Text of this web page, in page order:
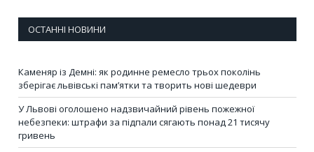
ОСТАННІ НОВИНИ
Каменяр із Демні: як родинне ремесло трьох поколінь
зберігає львівські пам’ятки та творить нові шедеври
У Львові оголошено надзвичайний рівень пожежної
небезпеки: штрафи за підпали сягають понад 21 тисячу
гривень